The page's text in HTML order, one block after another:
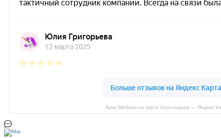
Арко Мебель на карте Краснодара — Яндекс